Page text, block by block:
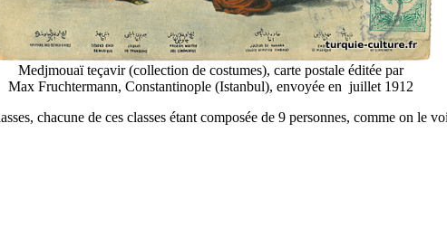
Medjmouaï teçavir (collection de costumes), carte postale éditée par
Max Fruchtermann, Constantinople (Istanbul), envoyée en juillet 1912
chacune de ces classes étant composée de 9 personnes, comme on le